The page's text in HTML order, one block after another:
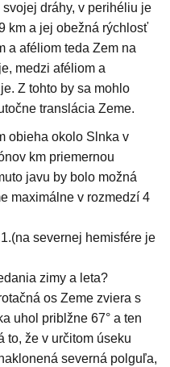
dráhy, v perihéliu je
km a jej obežná rýchlosť
a aféliom teda Zem na
medzi aféliom a
Z tohto by sa mohlo
translácia Zeme.
obieha okolo Slnka v
km priemernou
javu by bolo možná
maximálne v rozmedzí 4
severnej hemisfére je
zimy a leta?
os Zeme zviera s
uhol priblžne 67° a ten
to, že v určitom úseku
severná po gu ľa,